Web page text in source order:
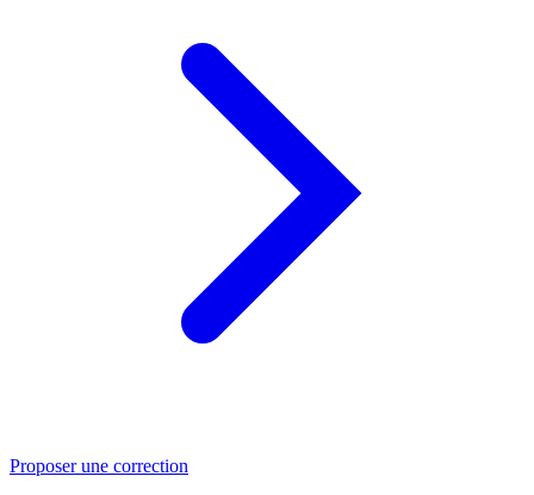
Proposer une correction